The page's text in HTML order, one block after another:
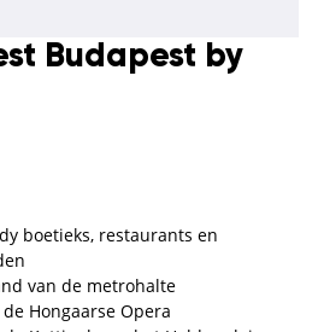
Budapest by
boetieks, restaurants en
van de metrohalte
Hongaarse Opera